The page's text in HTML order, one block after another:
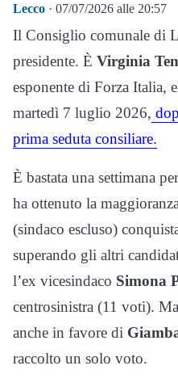
Lecco · 07/07/2026 alle 20:57
Il Consiglio comunale di
presidente. È Virginia
esponente di Forza Italia,
martedì 7 luglio 2026,
prima seduta consiliare.
È bastata una settimana
ha ottenuto la
(sindaco escluso)
superando gli altri
l’ex vicesindaco Simona
centrosinistra (11 voti).
anche in favore di
raccolto un solo voto.